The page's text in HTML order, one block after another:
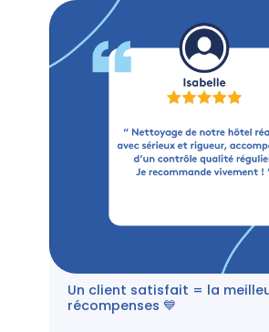
Un client satisfait = la
récompenses 💙